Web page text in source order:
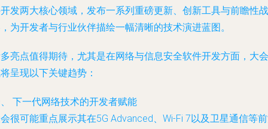
发两大核心领域，发布一系列重磅更新、创新工具与前瞻性战
为开发者与行业伙伴描绘一幅清晰的技术演进蓝图。
亮点值得期待，尤其是在网络与信息安全软件开发方面，大会
呈现以下关键趋势：
下一代网络技术的开发者赋能
很可能重点展示其在5G Advanced、Wi-Fi 7以及卫星通信等